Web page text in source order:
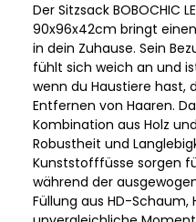
Der Sitzsack BOBOCHIC
90x96x42cm bringt
in dein Zuhause. Sein
fühlt sich weich an und
wenn du Haustiere hast,
Entfernen von Haaren.
Kombination aus Holz
Robustheit und
Kunststofffüsse sorgen
während der
Füllung aus HD-